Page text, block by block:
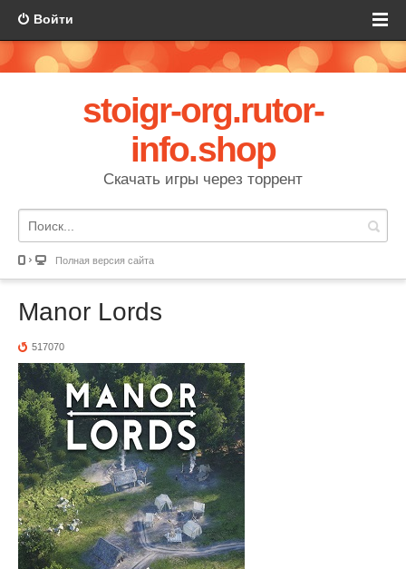
Войти
stoigr-org.rutor-
info.shop
Скачать игры через торрент
Полная версия сайта
Manor Lords
517070